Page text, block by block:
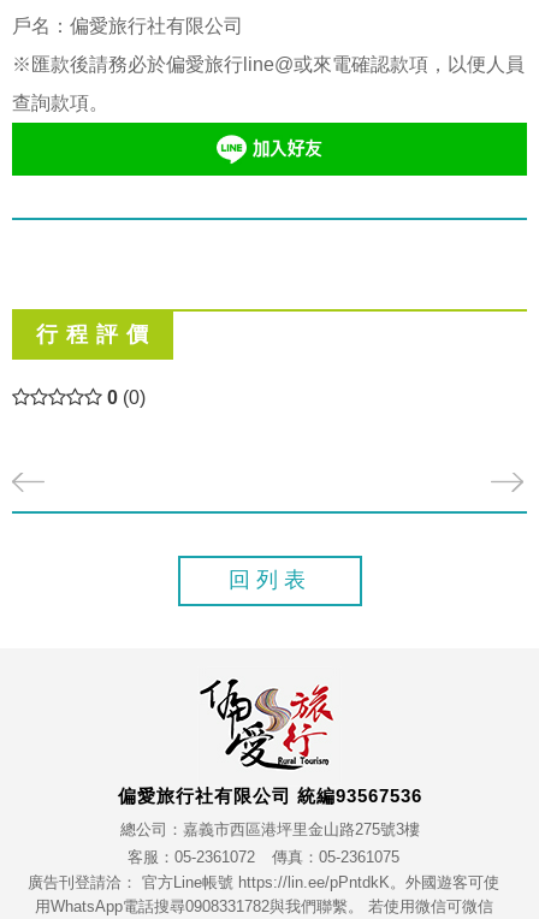
戶名：偏愛旅行社有限公司
※匯款後請務必於偏愛旅行line@或來電確認款項，以便人員
查詢款項。
行 程 評 價
0 (0)
回列表
偏愛旅行社有限公司 統編93567536
總公司：嘉義市西區港坪里金山路275號3樓
客服：05-2361072
傳真：05-2361075
廣告刊登請洽： 官方Line帳號 https://lin.ee/pPntdkK。外國遊客可使
用WhatsApp電話搜尋0908331782與我們聯繫。 若使用微信可微信